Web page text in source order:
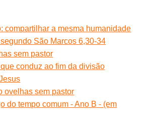
compartilhar a mesma humanidade
São Marcos 6,30-34
sem pastor
conduz ao fim da divisão
ovelhas sem pastor
do tempo comum - Ano B - (em